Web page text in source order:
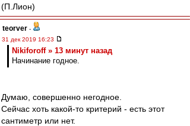
(П.Лион)
teorver -
31 дек 2019 16:23
Nikiforoff » 13 минут назад
Начинание годное.
Думаю, совершенно негодное.
Сейчас хоть какой-то критерий - есть этот
сантиметр или нет.